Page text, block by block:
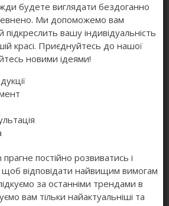
будете виглядати бездоганно
Ми допоможемо вам
вашу індивідуальність
красі. Приєднуйтесь до нашої
новими ідеями!
постійно розвиватись і
щоб відповідати найвищим вимогам
за останніми трендами в
вам тільки найактуальніші та